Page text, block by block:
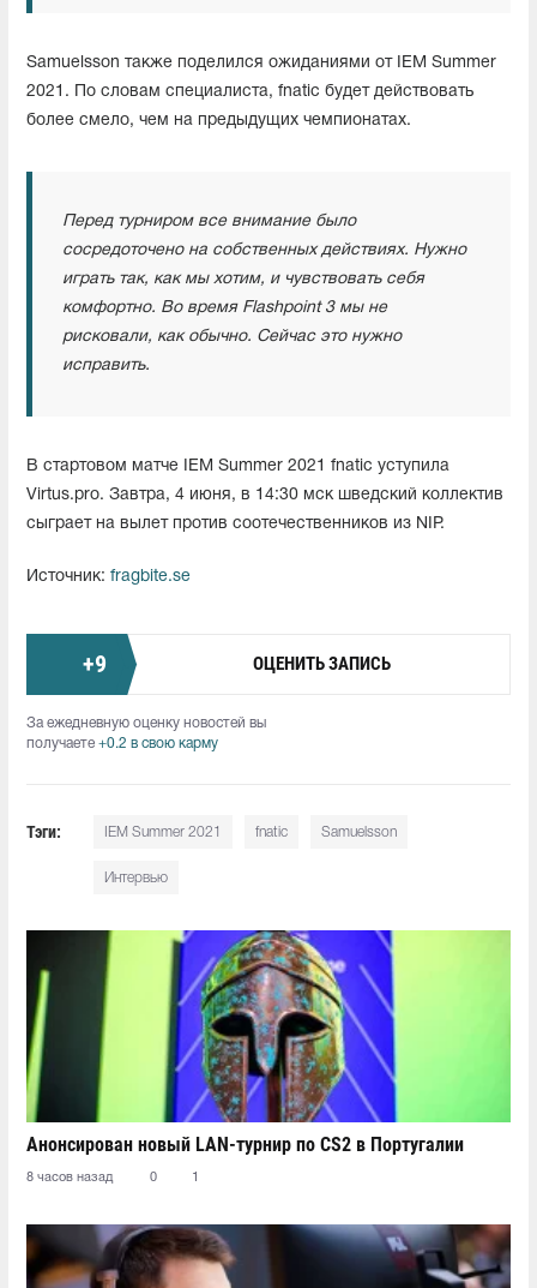
Samuelsson также поделился ожиданиями от IEM Summer
2021. По словам специалиста, fnatic будет действовать
более смело, чем на предыдущих чемпионатах.
Перед турниром все внимание было
сосредоточено на собственных действиях. Нужно
играть так, как мы хотим, и чувствовать себя
комфортно. Во время Flashpoint 3 мы не
рисковали, как обычно. Сейчас это нужно
исправить.
В стартовом матче IEM Summer 2021 fnatic уступила
Virtus.pro. Завтра, 4 июня, в 14:30 мск шведский коллектив
сыграет на вылет против соотечественников из NIP.
Источник: fragbite.se
+9 ОЦЕНИТЬ ЗАПИСЬ
За ежедневную оценку новостей вы
получаете +0.2 в свою карму
Тэги: IEM Summer 2021 fnatic Samuelsson
Интервью
Анонсирован новый LAN-турнир по CS2 в Португалии
8 часов назад 0 1